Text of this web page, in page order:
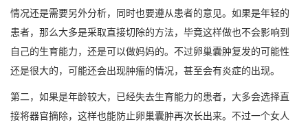
情况还是需要另外分析，同时也要遵从患者的意见。如果是年轻的
患者，那么大多是采取直接切除的方法，毕竟这样做也不会影响到
自己的生育能力，还是可以做妈妈的。不过卵巢囊肿复发的可能性
还是很大的，可能还会出现肿瘤的情况，甚至会有炎症的出现。
第二，如果是年龄较大，已经失去生育能力的患者，大多会选择直
接将器官摘除，这样也能防止卵巢囊肿再次长出来。不过一个女人